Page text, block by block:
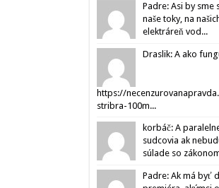
Padre: Asi by sme
naše toky, na
elektráreň vod...
Draslik: A ako
https://
stribra-100m...
korbáč: A
sudcovia ak
súlade so
Padre: Ak má byť